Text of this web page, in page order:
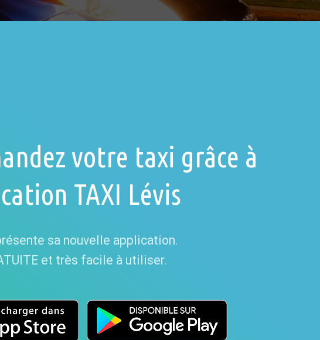
votre taxi grâce à
TAXI Lévis
sa nouvelle application.
et très facile à utiliser.